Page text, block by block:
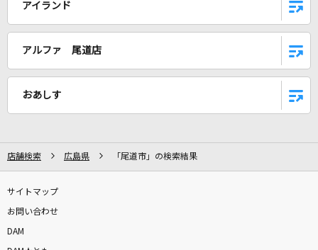
米津玄師
ほんまやで☆なんでやねん☆しらんけど
モナキ
アイランド
アルファ 尾道店
おあしす
店舗検索 広島県 「尾道市」の検索結果
サイトマップ
お問い合わせ
DAM